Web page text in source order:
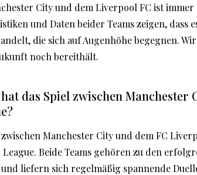
City und dem Liverpool FC ist
und Daten beider Teams zeigen, dass
die sich auf Augenhöhe begegnen.
noch bereithält.
das Spiel zwischen
Manchester City und dem FC
Beide Teams gehören zu den
liefern sich regelmäßig spannende